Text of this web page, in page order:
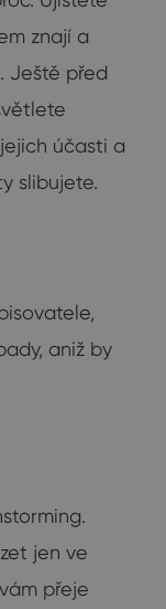
znají a
Ještě před
účasti a
slibujete.
aniž by
jen ve
přeje